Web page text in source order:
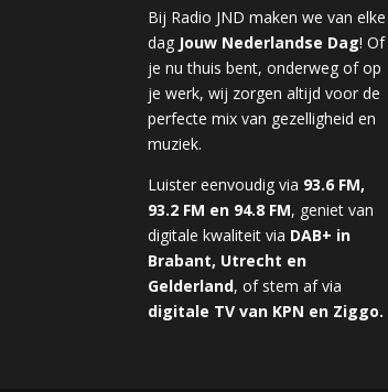
Bij Radio JND maken we van elke
dag Jouw Nederlandse Dag! Of
je nu thuis bent, onderweg of op
je werk, wij zorgen altijd voor de
perfecte mix van gezelligheid en
muziek.
Luister eenvoudig via 93.6 FM,
93.2 FM en 94.8 FM, geniet van
digitale kwaliteit via DAB+ in
Brabant, Utrecht en
Gelderland, of stem af via
digitale TV van KPN en Ziggo.